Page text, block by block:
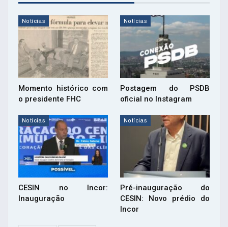
Notícias
Momento histórico com
o presidente FHC
Notícias
Postagem do PSDB
oficial no Instagram
Notícias
CESIN no Incor:
Inauguração
Notícias
Pré-inauguração do
CESIN: Novo prédio do
Incor